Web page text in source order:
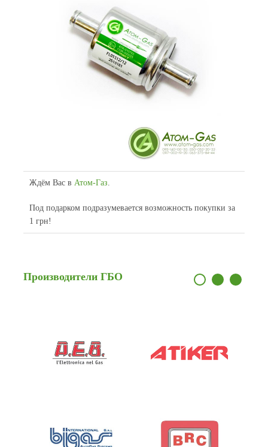
Ждём Вас в Атом-Газ.
Под подарком подразумевается возможность покупки за
1 грн!
Производители ГБО